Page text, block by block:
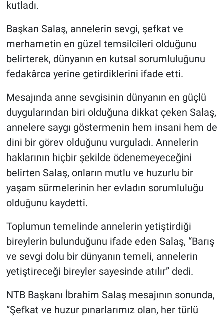
kutladı.
Başkan Salaş, annelerin sevgi, şefkat ve
merhametin en güzel temsilcileri olduğunu
belirterek, dünyanın en kutsal sorumluluğunu
fedakârca yerine getirdiklerini ifade etti.
Mesajında anne sevgisinin dünyanın en güçlü
duygularından biri olduğuna dikkat çeken Salaş,
annelere saygı göstermenin hem insani hem de
dini bir görev olduğunu vurguladı. Annelerin
haklarının hiçbir şekilde ödenemeyeceğini
belirten Salaş, onların mutlu ve huzurlu bir
yaşam sürmelerinin her evladın sorumluluğu
olduğunu kaydetti.
Toplumun temelinde annelerin yetiştirdiği
bireylerin bulunduğunu ifade eden Salaş, “Barış
ve sevgi dolu bir dünyanın temeli, annelerin
yetiştireceği bireyler sayesinde atılır” dedi.
NTB Başkanı İbrahim Salaş mesajının sonunda,
“Şefkat ve huzur pınarlarımız olan, her türlü
Yerel
Genel
Asayiş
Kültür - Sanat
Politika
Magazin
Çevre
Haberde İnsan